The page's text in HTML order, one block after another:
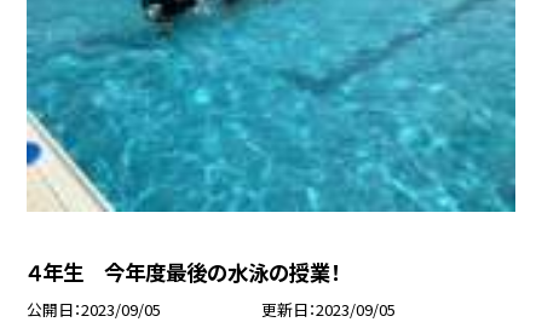
４年生 今年度最後の水泳の授業！
公開日 2023/09/05 更新日 2023/09/05